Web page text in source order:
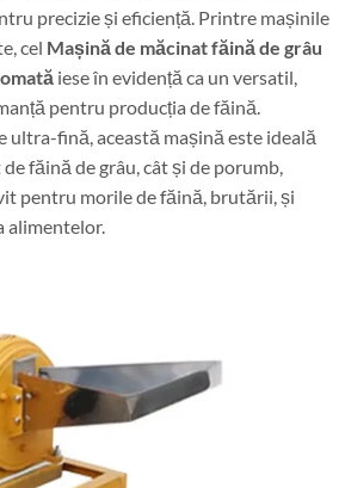
precizie și eficiență. Printre mașinile
cel Mașină de măcinat făină de grâu
iese în evidență ca un versatil,
pentru producția de făină.
ultra-fină, această mașină este ideală
făină de grâu, cât și de porumb,
pentru morile de făină, brutării, și
alimentelor.